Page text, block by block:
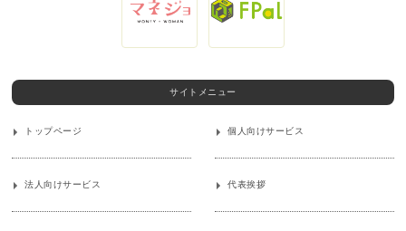
サイトメニュー
トップページ 個人向けサービス
法人向けサービス 代表挨拶